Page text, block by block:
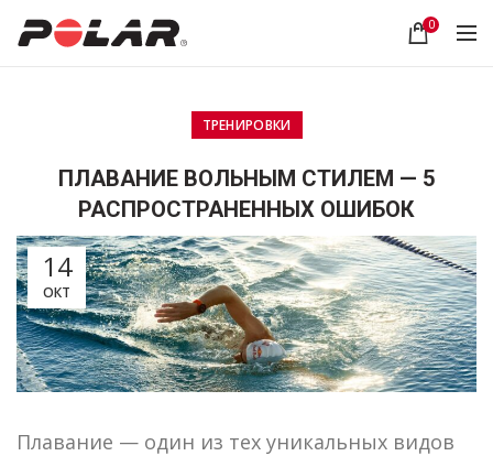
0
ТРЕНИРОВКИ
ПЛАВАНИЕ ВОЛЬНЫМ СТИЛЕМ — 5
РАСПРОСТРАНЕННЫХ ОШИБОК
14
ОКТ
Плавание — один из тех уникальных видов